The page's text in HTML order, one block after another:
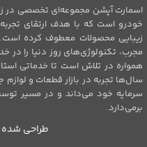
اسمارت آپشن مجموعه‌ای تخصصی در
خودرو است که با هدف ارتقای تجربه
زیبایی محصولات معطوف کرده
مجرب، تکنولوژی‌های روز دنیا را در
همواره در تلاش است تا خدماتی
سال‌ها تجربه در بازار قطعات و لوازم
سرمایه خود می‌داند و در مسیر
برمی‌دارد.
طراحی